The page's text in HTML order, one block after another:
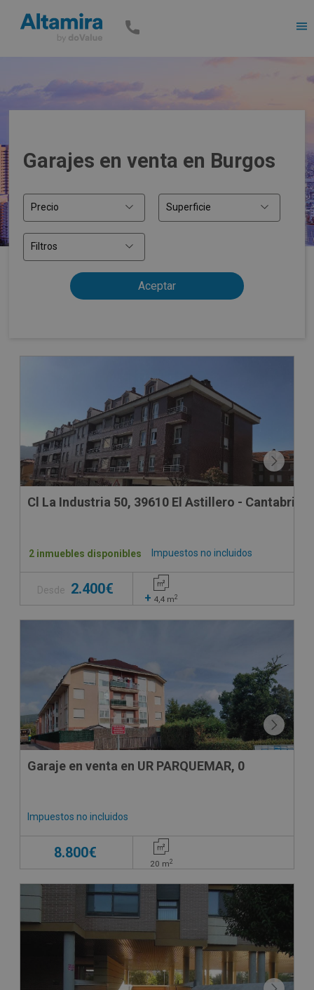
Garajes en venta en Burgos
Precio Superficie
Filtros
Cl La Industria 50, 39610 El Astillero - Cantabria
Impuestos no incluidos
2 inmuebles disponibles
Desde 2.400€
+ 4,4 m2
Garaje en venta en UR PARQUEMAR, 0
Impuestos no incluidos
8.800€
20 m2